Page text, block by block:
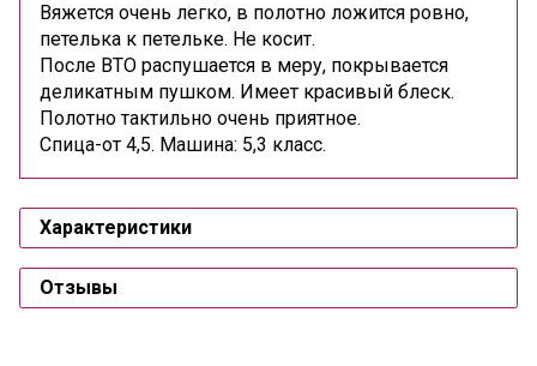
Вяжется очень легко, в полотно ложится ровно,
петелька к петельке. Не косит.
После ВТО распушается в меру, покрывается
деликатным пушком. Имеет красивый блеск.
Полотно тактильно очень приятное.
Спица-от 4,5. Машина: 5,3 класс.
Характеристики
Отзывы